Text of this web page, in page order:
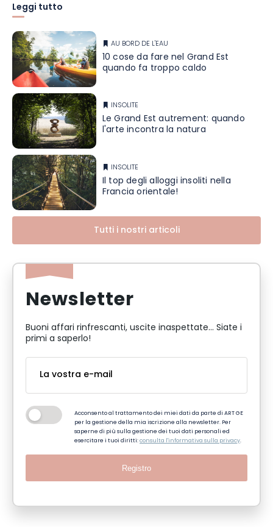
Leggi tutto
AU BORD DE L'EAU
10 cose da fare nel Grand Est
quando fa troppo caldo
INSOLITE
Le Grand Est autrement: quando
l'arte incontra la natura
INSOLITE
Il top degli alloggi insoliti nella
Francia orientale!
Tutti i nostri articoli
Newsletter
Buoni affari rinfrescanti, uscite inaspettate... Siate i
primi a saperlo!
Acconsento al trattamento dei miei dati da parte di ART GE
per la gestione della mia iscrizione alla newsletter. Per
saperne di più sulla gestione dei tuoi dati personali ed
esercitare i tuoi diritti:consulta l'informativa sulla privacy.
Registro